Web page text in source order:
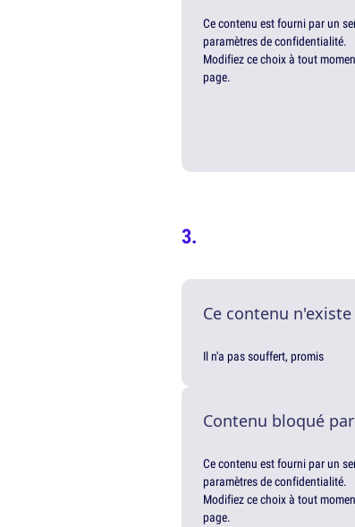
Ce contenu est fourni par un
paramètres de confidentialité.
Modifiez ce choix à tout
page.
Ce contenu
Il n'a pas souffert, promis
Contenu bloqué
Ce contenu est fourni par un
paramètres de confidentialité.
Modifiez ce choix à tout
page.